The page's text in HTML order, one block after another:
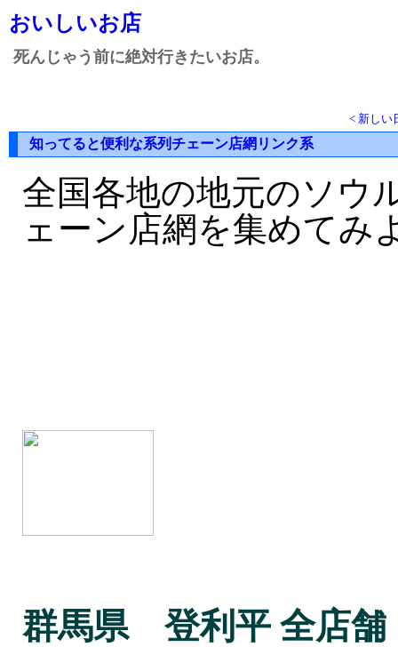
おいしいお店
死んじゃう前に絶対行きたいお店。
< 新しい
知ってると便利な系列チェーン店網リンク系
全国各地の地元のソウ
ェーン店網を集めてみ
群馬県 登利平 全店舗